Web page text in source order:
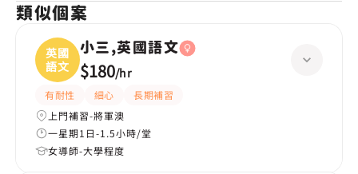
類似個案
英國
語文
小三,英國語文
$180/hr
有耐性 細心
長期補習
上門補習-將軍澳
一星期1日-1.5小時/堂
女導師-大學程度